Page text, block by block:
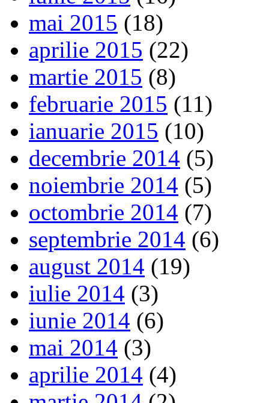
mai 2015 (18)
aprilie 2015 (22)
martie 2015 (8)
februarie 2015 (11)
ianuarie 2015 (10)
decembrie 2014 (5)
noiembrie 2014 (5)
octombrie 2014 (7)
septembrie 2014 (6)
august 2014 (19)
iulie 2014 (3)
iunie 2014 (6)
mai 2014 (3)
aprilie 2014 (4)